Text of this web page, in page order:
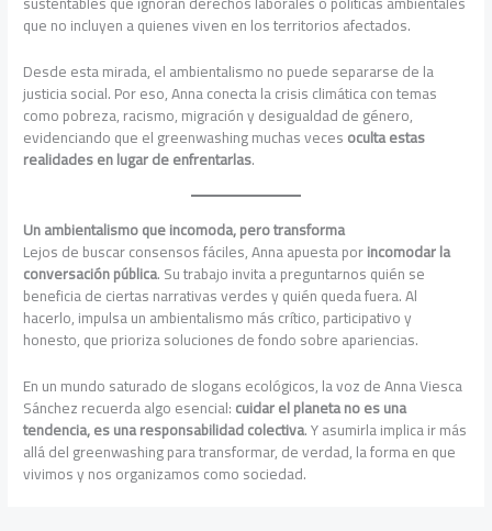
que no incluyen a quienes viven en los territorios afectados.
Desde esta mirada, el ambientalismo no puede separarse de la
justicia social. Por eso, Anna conecta la crisis climática con temas
como pobreza, racismo, migración y desigualdad de género,
evidenciando que el greenwashing muchas vecesoculta estas
realidades en lugar de enfrentarlas.
Un ambientalismo que incomoda, pero transforma
Lejos de buscar consensos fáciles, Anna apuesta porincomodar la
conversación pública. Su trabajo invita a preguntarnos quién se
beneficia de ciertas narrativas verdes y quién queda fuera. Al
hacerlo, impulsa un ambientalismo más crítico, participativo y
honesto, que prioriza soluciones de fondo sobre apariencias.
En un mundo saturado de slogans ecológicos, la voz de Anna Viesca
Sánchez recuerda algo esencial:cuidar el planeta no es una
tendencia, es una responsabilidad colectiva. Y asumirla implica ir más
allá del greenwashing para transformar, de verdad, la forma en que
vivimos y nos organizamos como sociedad.